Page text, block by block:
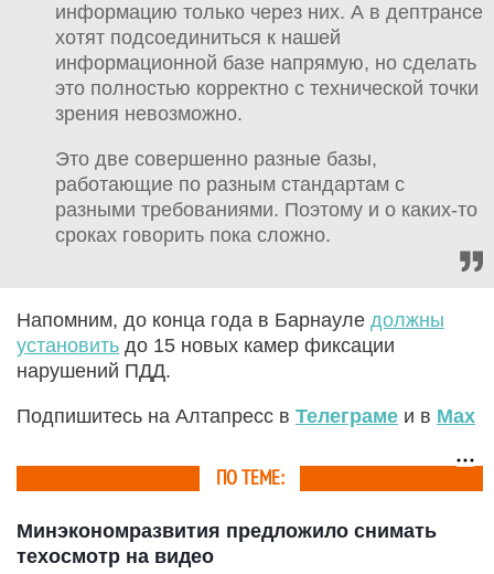
информацию только через них. А в дептрансе
хотят подсоединиться к нашей
информационной базе напрямую, но сделать
это полностью корректно с технической точки
зрения невозможно.
Это две совершенно разные базы,
работающие по разным стандартам с
разными требованиями. Поэтому и о каких-то
сроках говорить пока сложно.
Напомним, до конца года в Барнауле должны
установить до 15 новых камер фиксации
нарушений ПДД.
Подпишитесь на Алтапресс в Телеграме и в Max
ПО ТЕМЕ:
Минэкономразвития предложило снимать
техосмотр на видео